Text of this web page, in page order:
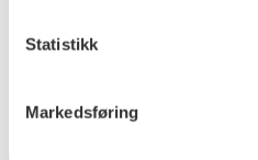
Statistikk
Markedsføring